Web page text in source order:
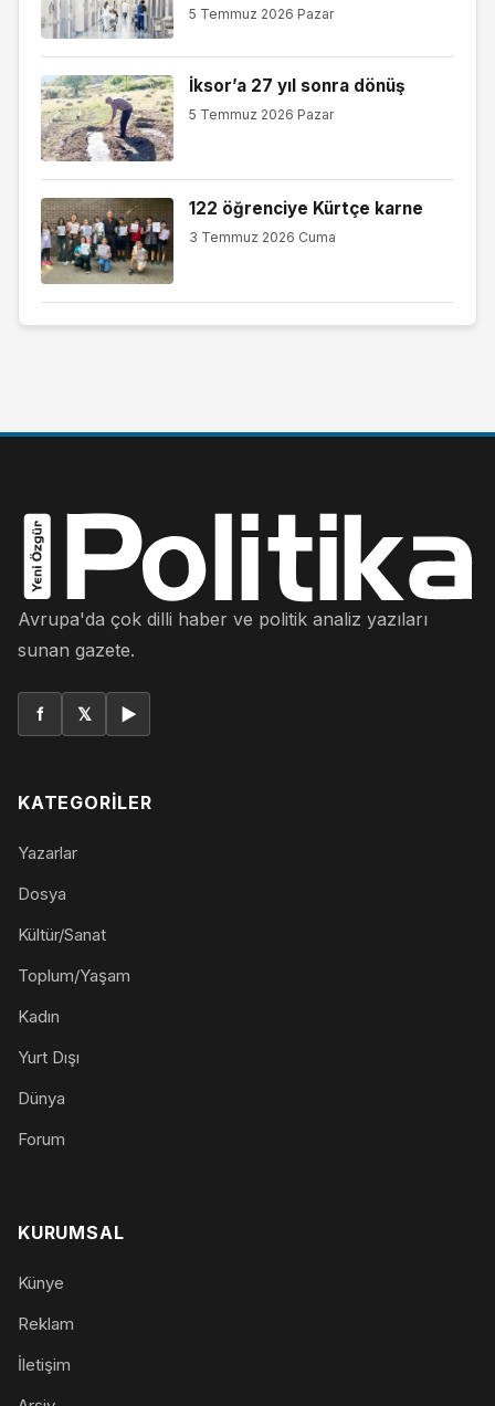
5 Temmuz 2026 Pazar
İksor’a 27 yıl sonra dönüş
5 Temmuz 2026 Pazar
122 öğrenciye Kürtçe karne
3 Temmuz 2026 Cuma
Avrupa'da çok dilli haber ve politik analiz yazıları
sunan gazete.
f 𝕏 ▶
KATEGORILER
Yazarlar
Dosya
Kültür/Sanat
Toplum/Yaşam
Kadın
Yurt Dışı
Dünya
Forum
KURUMSAL
Künye
Reklam
İletişim